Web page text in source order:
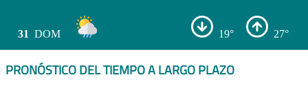
31 DOM 19° 27°
PRONÓSTICO DEL TIEMPO A LARGO PLAZO